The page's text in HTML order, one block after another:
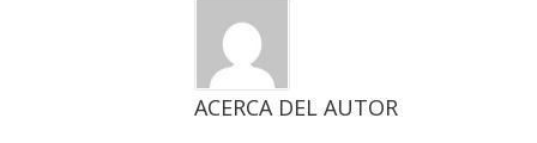
ACERCA DEL AUTOR